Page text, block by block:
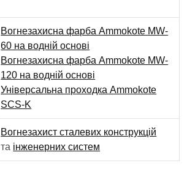
Вогнезахисна фарба Ammokote MW-
60 на водній основі
Вогнезахисна фарба Ammokote MW-
120 на водній основі
Універсальна проходка Ammokote
SCS-K
Вогнезахист сталевих конструкцій
та інженерних систем